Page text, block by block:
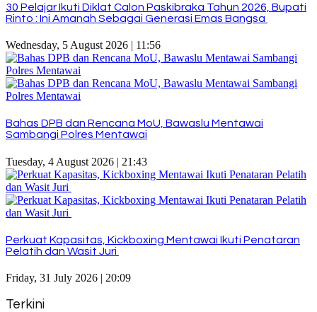
30 Pelajar Ikuti Diklat Calon Paskibraka Tahun 2026, Bupati
Rinto : Ini Amanah Sebagai Generasi Emas Bangsa
Wednesday, 5 August 2026 | 11:56
Bahas DPB dan Rencana MoU, Bawaslu Mentawai
Sambangi Polres Mentawai
Tuesday, 4 August 2026 | 21:43
Perkuat Kapasitas, Kickboxing Mentawai Ikuti Penataran
Pelatih dan Wasit Juri
Friday, 31 July 2026 | 20:09
Terkini